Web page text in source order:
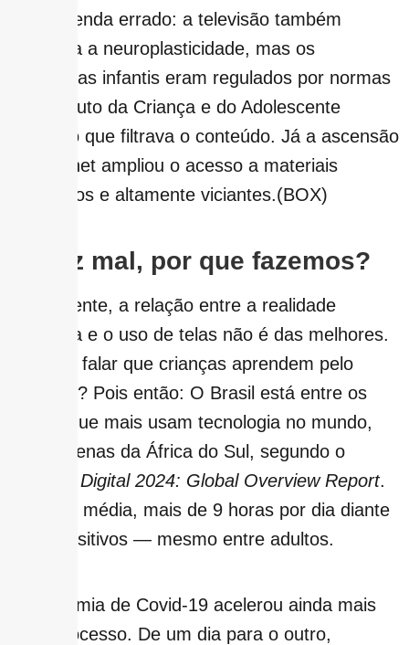
Não entenda errado: a televisão também
prejudica a neuroplasticidade, mas os
programas infantis eram regulados por normas
do Estatuto da Criança e do Adolescente
(ECA), o que filtrava o conteúdo. Já a ascensão
da internet ampliou o acesso a materiais
impróprios e altamente viciantes.(BOX)
Se faz mal, por que fazemos?
Infelizmente, a relação entre a realidade
brasileira e o uso de telas não é das melhores.
Já ouviu falar que crianças aprendem pelo
exemplo? Pois então: O Brasil está entre os
países que mais usam tecnologia no mundo,
atrás apenas da África do Sul, segundo o
Digital 2024: Global Overview Report.
São, em média, mais de 9 horas por dia diante
de dispositivos — mesmo entre adultos.
A pandemia de Covid-19 acelerou ainda mais
esse processo. De um dia para o outro,